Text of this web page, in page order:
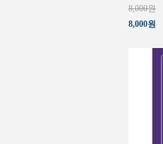
8,000원
8,000원